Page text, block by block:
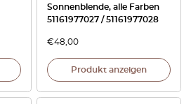
Sonnenblende, alle Farben
51161977027 / 51161977028
€48,00
Produkt anzeigen